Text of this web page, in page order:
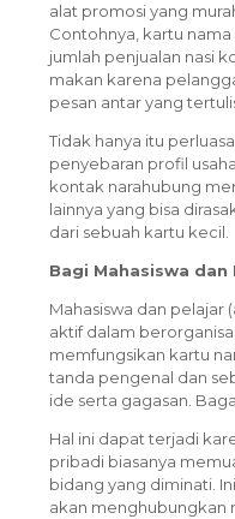
alat promosi yang
Contohnya, kartu
jumlah penjualan nasi
makan karena
pesan antar yang
Tidak hanya itu
penyebaran profil
kontak narahubung
lainnya yang bisa
dari sebuah kartu kecil.
Bagi Mahasiswa dan
Mahasiswa dan pelajar
aktif dalam
memfungsikan kartu
tanda pengenal dan
ide serta gagasan.
Hal ini dapat terjadi
pribadi biasanya
bidang yang diminati.
akan menghubungkan